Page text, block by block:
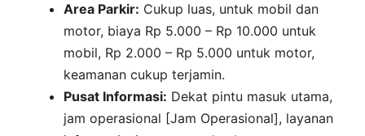
Area Parkir: Cukup luas, untuk mobil dan
motor, biaya Rp 5.000 – Rp 10.000 untuk
mobil, Rp 2.000 – Rp 5.000 untuk motor,
keamanan cukup terjamin.
Pusat Informasi: Dekat pintu masuk utama,
jam operasional [Jam Operasional], layanan